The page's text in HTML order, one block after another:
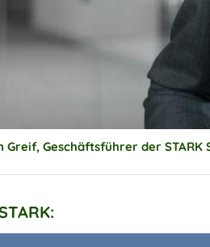
Greif, Geschäftsführer der